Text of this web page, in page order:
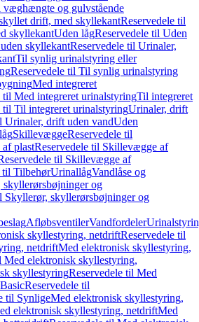
væghængte og gulvstående
drift, med skyllekantReservedele til
skyllekantUden lågReservedele til Uden
skyllekantReservedele til Urinaler,
Til synlig urinalstyring eller
Reservedele til Til synlig urinalstyring
Med integreret
til Med integreret urinalstyringTil integreret
til Til integreret urinalstyringUrinaler, drift
Urinaler, drift uden vandUden
SkillevæggeReservedele til
plastReservedele til Skillevægge af
til Skillevægge af
til TilbehørUrinallågVandlåse og
skyllerørsbøjninger og
Skyllerør, skyllerørsbøjninger og
AfløbsventilerVandfordeler
skyllestyring, netdriftReservedele til
netdriftMed elektronisk skyllestyring,
Med elektronisk skyllestyring,
skyllestyringReservedele til Med
BasicReservedele til
til SynligeMed elektronisk skyllestyring,
elektronisk skyllestyring, netdriftMed